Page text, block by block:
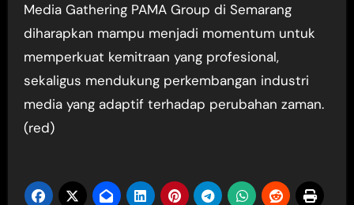
Media Gathering PAMA Group di Semarang
diharapkan mampu menjadi momentum untuk
memperkuat kemitraan yang profesional,
sekaligus mendukung perkembangan industri
media yang adaptif terhadap perubahan zaman.
(red)